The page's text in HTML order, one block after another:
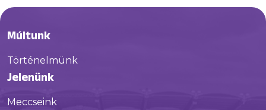
Múltunk
Történelmünk
Jelenünk
Meccseink